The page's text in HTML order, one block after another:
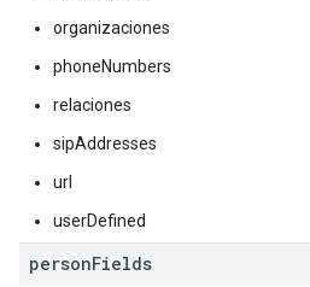
organizaciones
phoneNumbers
relaciones
sipAddresses
url
userDefined
personFields